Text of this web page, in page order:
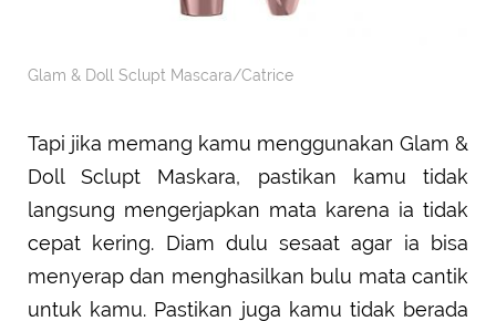
Glam & Doll Sclupt Mascara/Catrice
Tapi jika memang kamu menggunakan Glam &
Doll Sclupt Maskara, pastikan kamu tidak
langsung mengerjapkan mata karena ia tidak
cepat kering. Diam dulu sesaat agar ia bisa
menyerap dan menghasilkan bulu mata cantik
untuk kamu. Pastikan juga kamu tidak berada